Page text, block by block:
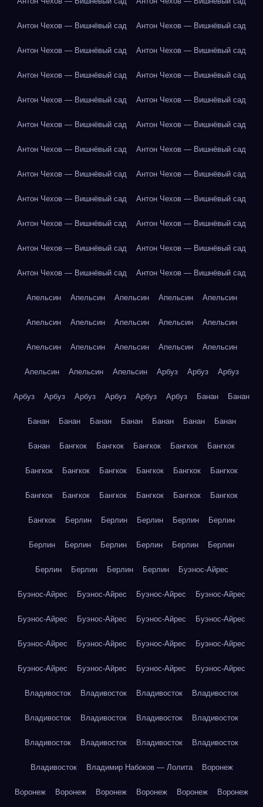
Антон Чехов — Вишнёвый сад Антон Чехов — Вишнёвый сад
Антон Чехов — Вишнёвый сад Антон Чехов — Вишнёвый сад
Антон Чехов — Вишнёвый сад Антон Чехов — Вишнёвый сад
Антон Чехов — Вишнёвый сад Антон Чехов — Вишнёвый сад
Антон Чехов — Вишнёвый сад Антон Чехов — Вишнёвый сад
Антон Чехов — Вишнёвый сад Антон Чехов — Вишнёвый сад
Антон Чехов — Вишнёвый сад Антон Чехов — Вишнёвый сад
Антон Чехов — Вишнёвый сад Антон Чехов — Вишнёвый сад
Антон Чехов — Вишнёвый сад Антон Чехов — Вишнёвый сад
Антон Чехов — Вишнёвый сад Антон Чехов — Вишнёвый сад
Антон Чехов — Вишнёвый сад Антон Чехов — Вишнёвый сад
Апельсин Апельсин Апельсин Апельсин Апельсин
Апельсин Апельсин Апельсин Апельсин Апельсин
Апельсин Апельсин Апельсин Апельсин Апельсин
Апельсин Апельсин Апельсин Арбуз Арбуз Арбуз
Арбуз Арбуз Арбуз Арбуз Арбуз Арбуз Банан Банан
Банан Банан Банан Банан Банан Банан Банан
Банан Бангкок Бангкок Бангкок Бангкок Бангкок
Бангкок Бангкок Бангкок Бангкок Бангкок Бангкок
Бангкок Бангкок Бангкок Бангкок Бангкок Бангкок
Бангкок Берлин Берлин Берлин Берлин Берлин
Берлин Берлин Берлин Берлин Берлин Берлин
Берлин Берлин Берлин Берлин Буэнос-Айрес
Буэнос-Айрес Буэнос-Айрес Буэнос-Айрес Буэнос-Айрес
Буэнос-Айрес Буэнос-Айрес Буэнос-Айрес Буэнос-Айрес
Буэнос-Айрес Буэнос-Айрес Буэнос-Айрес Буэнос-Айрес
Буэнос-Айрес Буэнос-Айрес Буэнос-Айрес Буэнос-Айрес
Владивосток Владивосток Владивосток Владивосток
Владивосток Владивосток Владивосток Владивосток
Владивосток Владивосток Владивосток Владивосток
Владивосток Владимир Набоков — Лолита Воронеж
Воронеж Воронеж Воронеж Воронеж Воронеж Воронеж